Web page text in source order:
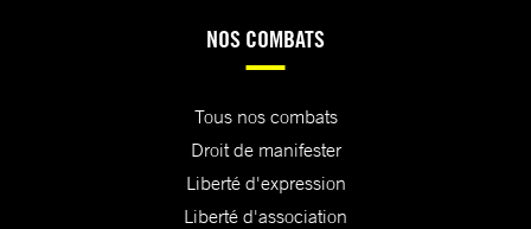
NOS COMBATS
Tous nos combats
Droit de manifester
Liberté d'expression
Liberté d'association